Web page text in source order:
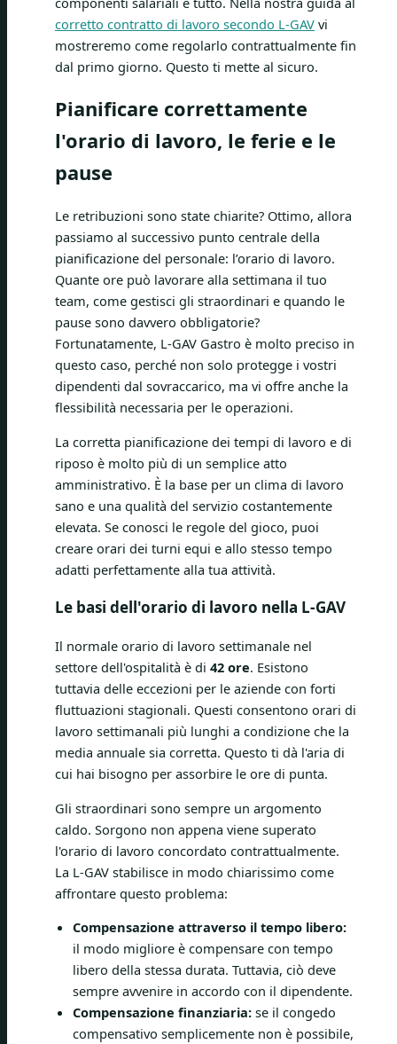
corretto contratto di lavoro secondo L-GAV vi
mostreremo come regolarlo contrattualmente fin
dal primo giorno. Questo ti mette al sicuro.
Pianificare correttamente
l'orario di lavoro, le ferie e le
pause
Le retribuzioni sono state chiarite? Ottimo, allora
passiamo al successivo punto centrale della
pianificazione del personale: l’orario di lavoro.
Quante ore può lavorare alla settimana il tuo
team, come gestisci gli straordinari e quando le
pause sono davvero obbligatorie?
Fortunatamente, L-GAV Gastro è molto preciso in
questo caso, perché non solo protegge i vostri
dipendenti dal sovraccarico, ma vi offre anche la
flessibilità necessaria per le operazioni.
La corretta pianificazione dei tempi di lavoro e di
riposo è molto più di un semplice atto
amministrativo. È la base per un clima di lavoro
sano e una qualità del servizio costantemente
elevata. Se conosci le regole del gioco, puoi
creare orari dei turni equi e allo stesso tempo
adatti perfettamente alla tua attività.
Le basi dell'orario di lavoro nella L-GAV
Il normale orario di lavoro settimanale nel
settore dell'ospitalità è di 42 ore. Esistono
tuttavia delle eccezioni per le aziende con forti
fluttuazioni stagionali. Questi consentono orari di
lavoro settimanali più lunghi a condizione che la
media annuale sia corretta. Questo ti dà l'aria di
cui hai bisogno per assorbire le ore di punta.
Gli straordinari sono sempre un argomento
caldo. Sorgono non appena viene superato
l'orario di lavoro concordato contrattualmente.
La L-GAV stabilisce in modo chiarissimo come
affrontare questo problema:
Compensazione attraverso il tempo libero:
il modo migliore è compensare con tempo
libero della stessa durata. Tuttavia, ciò deve
sempre avvenire in accordo con il dipendente.
Compensazione finanziaria: se il congedo
compensativo semplicemente non è possibile,